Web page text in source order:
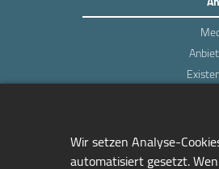
Wir setzen Analyse-
automatisiert gesetzt.